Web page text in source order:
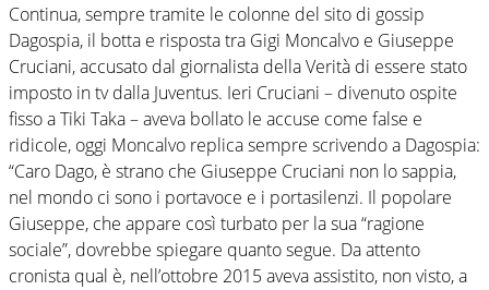
Continua, sempre tramite le colonne del sito di gossip
Dagospia, il botta e risposta tra Gigi Moncalvo e Giuseppe
Cruciani, accusato dal giornalista della Verità di essere stato
imposto in tv dalla Juventus. Ieri Cruciani – divenuto ospite
fisso a Tiki Taka – aveva bollato le accuse come false e
ridicole, oggi Moncalvo replica sempre scrivendo a Dagospia:
“Caro Dago, è strano che Giuseppe Cruciani non lo sappia,
nel mondo ci sono i portavoce e i portasilenzi. Il popolare
Giuseppe, che appare così turbato per la sua “ragione
sociale”, dovrebbe spiegare quanto segue. Da attento
cronista qual è, nell’ottobre 2015 aveva assistito, non visto, a